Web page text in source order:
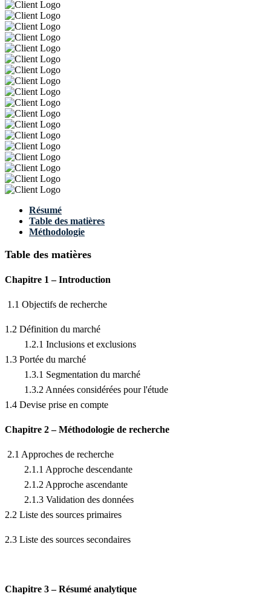
Résumé
Table des matières
Méthodologie
Table des matières
Chapitre 1 – Introduction
1.1 Objectifs de recherche
1.2 Définition du marché
1.2.1 Inclusions et exclusions
1.3 Portée du marché
1.3.1 Segmentation du marché
1.3.2 Années considérées pour l'étude
1.4 Devise prise en compte
Chapitre 2 – Méthodologie de recherche
2.1 Approches de recherche
2.1.1 Approche descendante
2.1.2 Approche ascendante
2.1.3 Validation des données
2.2 Liste des sources primaires
2.3 Liste des sources secondaires
Chapitre 3 – Résumé analytique